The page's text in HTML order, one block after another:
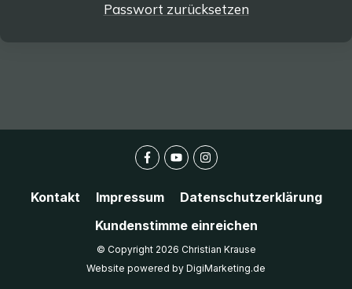
Passwort zurücksetzen
Kontakt Impressum
Datenschutzerklärung
Kundenstimme einreichen
© Copyright 2026 Christian Krause
Website powered by DigiMarketing.de